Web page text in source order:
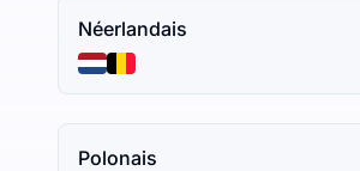
Néerlandais
Polonais